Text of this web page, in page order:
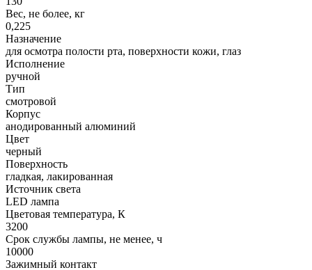
Вес, не более, кг
0,225
Назначение
для осмотра полости рта, поверхности кожи, глаз
Исполнение
ручной
Тип
смотровой
Корпус
анодированный алюминий
Цвет
черный
Поверхность
гладкая, лакированная
Источник света
LED лампа
Цветовая температура, К
3200
Срок службы лампы, не менее, ч
10000
Зажимный контакт